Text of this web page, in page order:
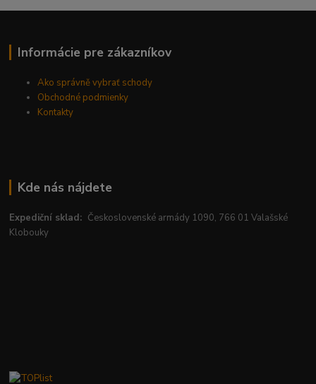
Informácie pre zákazníkov
Ako správně vybrať schody
Obchodné podmienky
Kontakty
Kde nás nájdete
Expediční sklad: Československé armády 1090, 766 01 Valašské
Klobouky